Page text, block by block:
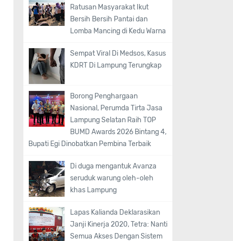
Ratusan Masyarakat Ikut
Bersih Bersih Pantai dan
Lomba Mancing di Kedu Warna
Sempat Viral Di Medsos, Kasus
KDRT Di Lampung Terungkap
Borong Penghargaan
Nasional, Perumda Tirta Jasa
Lampung Selatan Raih TOP
BUMD Awards 2026 Bintang 4,
Bupati Egi Dinobatkan Pembina Terbaik
Di duga mengantuk Avanza
seruduk warung oleh-oleh
khas Lampung
Lapas Kalianda Deklarasikan
Janji Kinerja 2020, Tetra: Nanti
Semua Akses Dengan Sistem